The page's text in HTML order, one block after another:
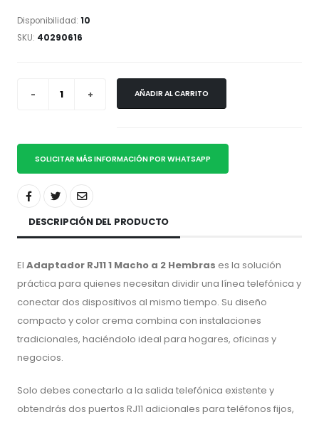
Disponibilidad: 10
SKU: 40290616
AÑADIR AL CARRITO
SOLICITAR MÁS INFORMACIÓN POR WHATSAPP
DESCRIPCIÓN DEL PRODUCTO
El Adaptador RJ11 1 Macho a 2 Hembras es la solución
práctica para quienes necesitan dividir una línea telefónica y
conectar dos dispositivos al mismo tiempo. Su diseño
compacto y color crema combina con instalaciones
tradicionales, haciéndolo ideal para hogares, oficinas y
negocios.
Solo debes conectarlo a la salida telefónica existente y
obtendrás dos puertos RJ11 adicionales para teléfonos fijos,